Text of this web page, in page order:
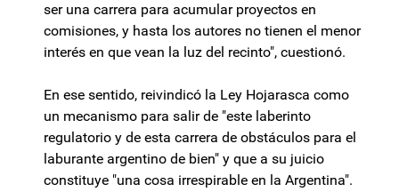
ser una carrera para acumular proyectos en
comisiones, y hasta los autores no tienen el menor
interés en que vean la luz del recinto", cuestionó.
En ese sentido, reivindicó la Ley Hojarasca como
un mecanismo para salir de "este laberinto
regulatorio y de esta carrera de obstáculos para el
laburante argentino de bien" y que a su juicio
constituye "una cosa irrespirable en la Argentina".